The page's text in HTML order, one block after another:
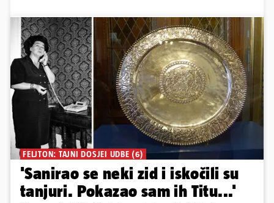
FELJTON: TAJNI DOSJEI UDBE (6)
'Sanirao se neki zid i iskočili su
tanjuri. Pokazao sam ih Titu...'